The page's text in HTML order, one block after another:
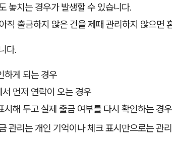
놓치는 경우가 발생할 수 있습니다.
직 출금하지 않은 건을 제때 관리하지 않으면
다.
하게 되는 경우
먼저 연락이 오는 경우
시해 두고 실제 출금 여부를 다시 확인하는 경우
관리는 개인 기억이나 체크 표시만으로는 관